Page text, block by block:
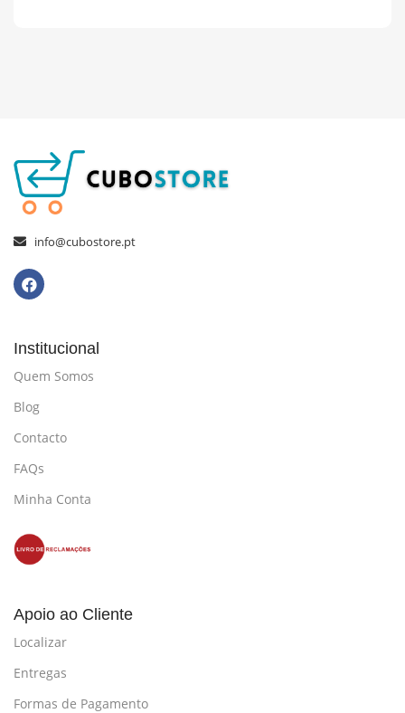
info@cubostore.pt
Institucional
Quem Somos
Blog
Contacto
FAQs
Minha Conta
Apoio ao Cliente
Localizar
Entregas
Formas de Pagamento